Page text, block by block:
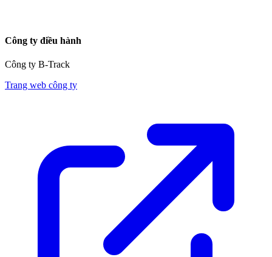
Công ty điều hành
Công ty B-Track
Trang web công ty